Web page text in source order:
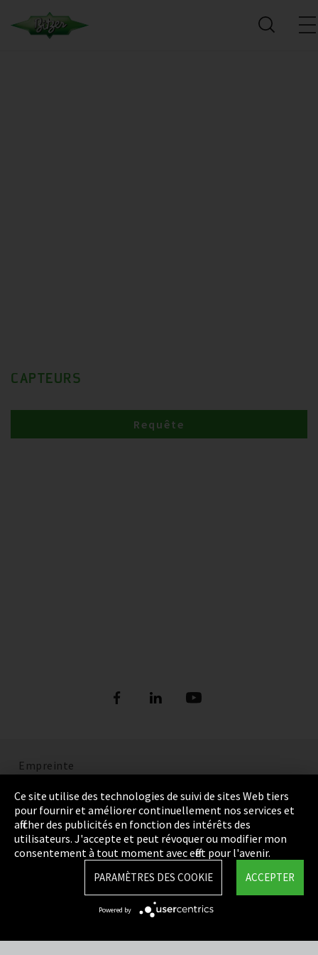
CAPTEURS
Requête
Empreinte
Politique de confidentialité
Cookie Settings
Termes et Conditions
Integrity Line
Ce site utilise des technologies de suivi de sites Web tiers
pour fournir et améliorer continuellement nos services et
afficher des publicités en fonction des intérêts des
utilisateurs. J'accepte et peut révoquer ou modifier mon
consentement à tout moment avec effet pour l'avenir.
ACCEPTER
PARAMÈTRES DES COOKIE
Powered by